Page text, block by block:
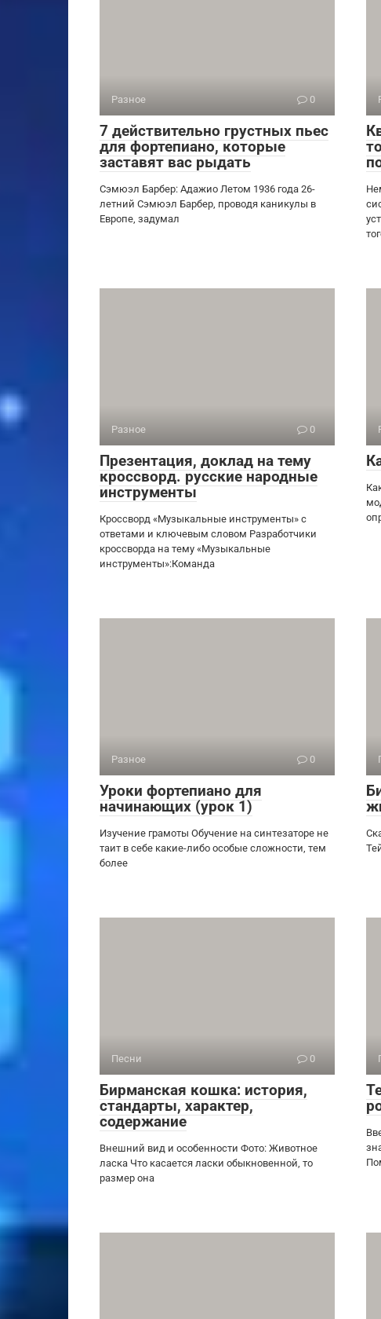
Разное 0
7 действительно грустных пьес
для фортепиано, которые
заставят вас рыдать
Сэмюэл Барбер: Адажио Летом 1936 года 26-
летний Сэмюэл Барбер, проводя каникулы в
Европе, задумал
Разное 0
Презентация, доклад на тему
кроссворд. русские народные
инструменты
Кроссворд «Музыкальные инструменты» с
ответами и ключевым словом Разработчики
кроссворда на тему «Музыкальные
инструменты»:Команда
Разное 0
Уроки фортепиано для
начинающих (урок 1)
Изучение грамоты Обучение на синтезаторе не
таит в себе какие-либо особые сложности, тем
более
Песни 0
Бирманская кошка: история,
стандарты, характер,
содержание
Внешний вид и особенности Фото: Животное
ласка Что касается ласки обыкновенной, то
размер она